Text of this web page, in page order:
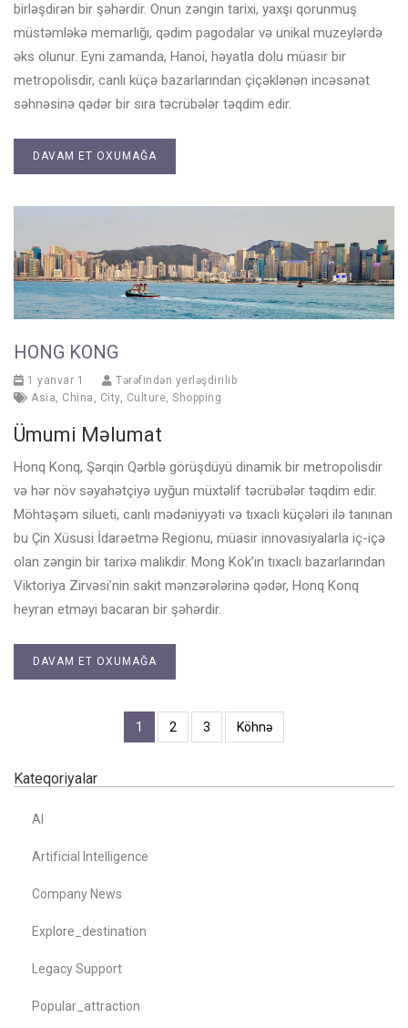
birləşdirən bir şəhərdir. Onun zəngin tarixi, yaxşı qorunmuş
müstəmləkə memarlığı, qədim pagodalar və unikal muzeylərdə
əks olunur. Eyni zamanda, Hanoi, həyatla dolu müasir bir
metropolisdir, canlı küçə bazarlarından çiçəklənən incəsənət
səhnəsinə qədər bir sıra təcrübələr təqdim edir.
DAVAM ET OXUMAĞA
HONG KONG
1 yanvar 1
Tərəfindən yerləşdirilib
Asia
China City, Culture Shopping
Ümumi Məlumat
Honq Konq, Şərqin Qərblə görüşdüyü dinamik bir metropolisdir
və hər növ səyahətçiyə uyğun müxtəlif təcrübələr təqdim edir.
Möhtəşəm silueti, canlı mədəniyyəti və tıxaclı küçələri ilə tanınan
bu Çin Xüsusi İdarəetmə Regionu, müasir innovasiyalarla iç-içə
olan zəngin bir tarixə malikdir. Mong Kok’ın tıxaclı bazarlarından
Viktoriya Zirvəsi’nin sakit mənzərələrinə qədər, Honq Konq
heyran etməyi bacaran bir şəhərdir.
DAVAM ET OXUMAĞA
1 2 3 Köhnə
Kateqoriyalar
AI
Artificial Intelligence
Company News
Explore_destination
Legacy Support
Popular_attraction